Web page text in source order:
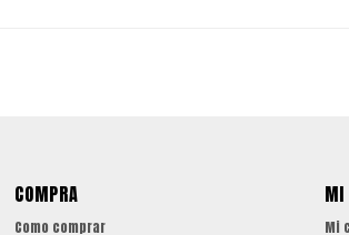
COMPRA
Como comprar
MI
Mi